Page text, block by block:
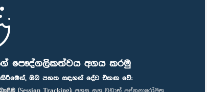
පෞද්ගලිකත්වය අගය කරමු
ඔබ පහත සඳහන් දේට එකඟ වේ: